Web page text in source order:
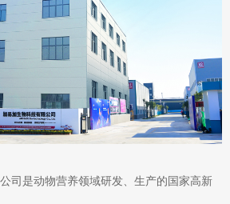
司是动物营养领域研发、生产的国家高新